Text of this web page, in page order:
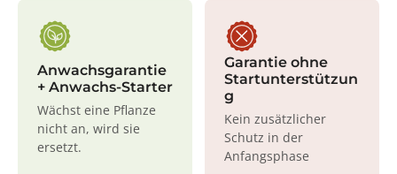
Anwachsgarantie
+ Anwachs-Starter
Wächst eine Pflanze
nicht an, wird sie
ersetzt.
Garantie ohne
Startunterstützun
g
Kein zusätzlicher
Schutz in der
Anfangsphase